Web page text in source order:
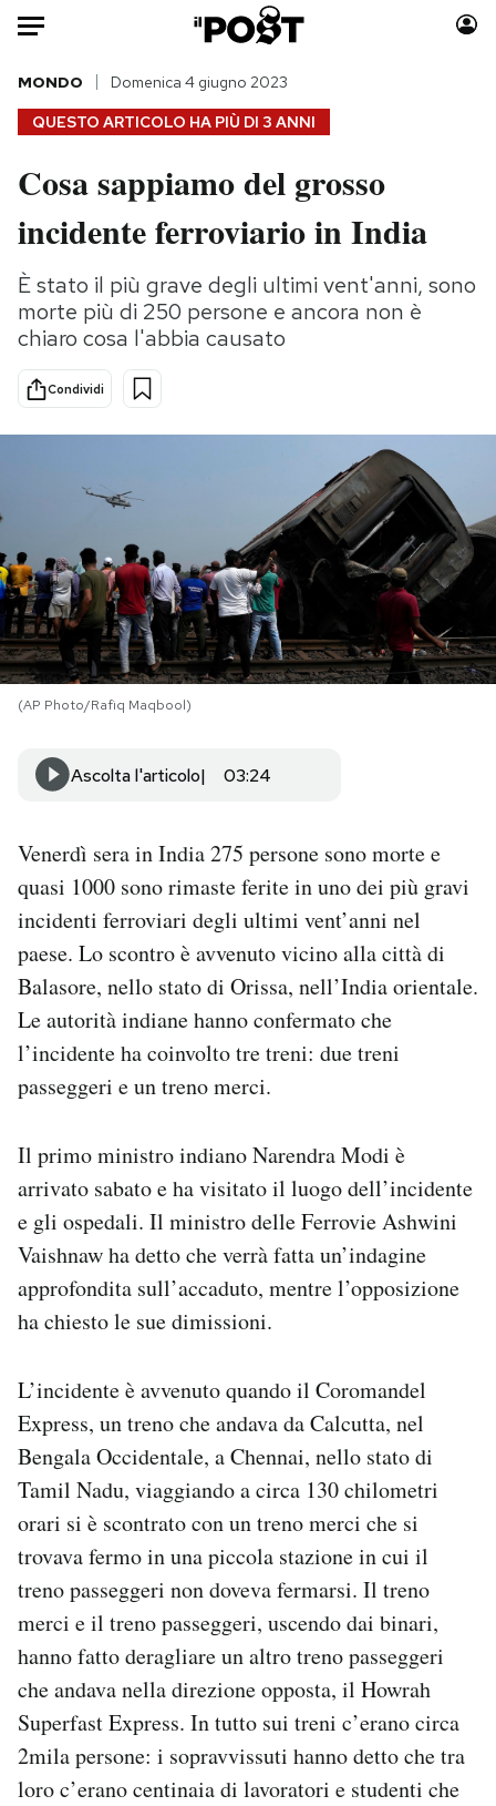
Auto
HOME
Italia
Politica
Tecnologia
Internet
Scienza
Cultura
Economia
Moda
Consumismi
Storie/Idee
Ok Boomer!
Media
PODCAST
NEWSLETTER
I MIEI PREFERITI
SHOP
Area Personale
Newsletter
Notifiche mobile
Esci
QUESTO ARTICOLO HA PIÙ DI 3 ANNI
MONDO Domenica 4 giugno 2023
Cosa sappiamo del grosso
incidente ferroviario in India
È stato il più grave degli ultimi vent'anni, sono
morte più di 250 persone e ancora non è
chiaro cosa l'abbia causato
Condividi
(AP Photo/Rafiq Maqbool)
Ascolta l'articolo 03:24
Venerdì sera in India 275 persone sono morte e
quasi 1000 sono rimaste ferite in uno dei più gravi
incidenti ferroviari degli ultimi vent’anni nel
paese. Lo scontro è avvenuto vicino alla città di
Balasore, nello stato di Orissa, nell’India orientale.
Le autorità indiane hanno confermato che
l’incidente ha coinvolto tre treni: due treni
passeggeri e un treno merci.
Il primo ministro indiano Narendra Modi è
arrivato sabato e ha visitato il luogo dell’incidente
e gli ospedali. Il ministro delle Ferrovie Ashwini
Vaishnaw ha detto che verrà fatta un’indagine
approfondita sull’accaduto, mentre l’opposizione
ha chiesto le sue dimissioni.
L’incidente è avvenuto quando il Coromandel
Express, un treno che andava da Calcutta, nel
Bengala Occidentale, a Chennai, nello stato di
Tamil Nadu, viaggiando a circa 130 chilometri
orari si è scontrato con un treno merci che si
trovava fermo in una piccola stazione in cui il
treno passeggeri non doveva fermarsi. Il treno
merci e il treno passeggeri, uscendo dai binari,
hanno fatto deragliare un altro treno passeggeri
che andava nella direzione opposta, il Howrah
Superfast Express. In tutto sui treni c’erano circa
2mila persone: i sopravvissuti hanno detto che tra
loro c’erano centinaia di lavoratori e studenti che